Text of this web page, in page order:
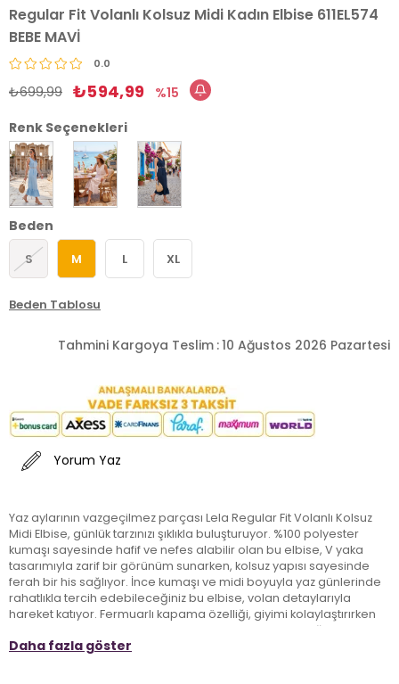
Regular Fit Volanlı Kolsuz Midi Kadın Elbise 611EL574
BEBE MAVİ
0.0
₺699,99 ₺594,99
15
Renk Seçenekleri
Beden
S M L XL
Beden Tablosu
Tahmini Kargoya Teslim :10 Ağustos 2026 Pazartesi
Yorum Yaz
Yaz aylarının vazgeçilmez parçası Lela Regular Fit Volanlı Kolsuz
Midi Elbise, günlük tarzınızı şıklıkla buluşturuyor. %100 polyester
kumaşı sayesinde hafif ve nefes alabilir olan bu elbise, V yaka
tasarımıyla zarif bir görünüm sunarken, kolsuz yapısı sayesinde
ferah bir his sağlıyor. İnce kumaşı ve midi boyuyla yaz günlerinde
rahatlıkla tercih edebileceğiniz bu elbise, volan detaylarıyla
hareket katıyor. Fermuarlı kapama özelliği, giyimi kolaylaştırırken
regular fit kalıbı, vücut hatlarınıza mükemmel uyum sağlıyor.
Cepsiz tasarımı, sade ama şık bir görünüm sunarak, günlük
Daha fazla göster